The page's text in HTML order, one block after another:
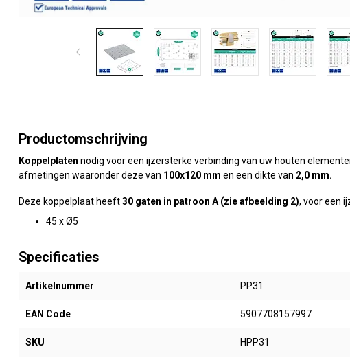
Productomschrijving
Koppelplaten nodig voor een ijzersterke verbinding van uw houten
afmetingen waaronder deze van 100x120 mm en een dikte van 2,0 mm.
Deze koppelplaat heeft30 gaten in patroon A (zie afbeelding 2), voor een
45 x Ø5
Specificaties
Artikelnummer PP31
EAN Code 5907708157997
SKU HPP31